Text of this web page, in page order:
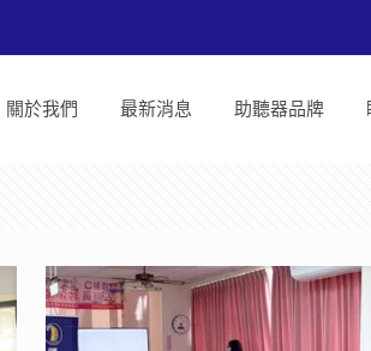
關於我們 最新消息 助聽器品牌